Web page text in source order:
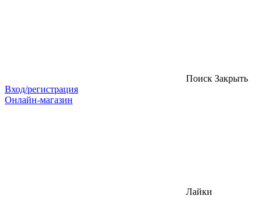
Поиск Закрыть
Вход/регистрация
Онлайн-магазин
Лайки